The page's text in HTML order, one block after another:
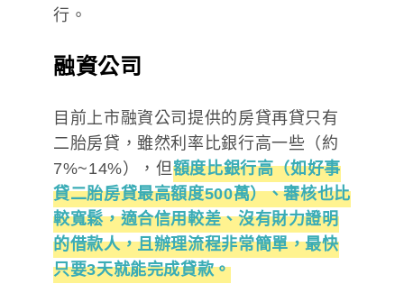
行。
融資公司
目前上市融資公司提供的房貸再貸只有
二胎房貸，雖然利率比銀行高一些（約
7%~14%），但額度比銀行高（如好事
貸二胎房貸最高額度500萬）、審核也比
較寬鬆，適合信用較差、沒有財力證明
的借款人，且辦理流程非常簡單，最快
只要3天就能完成貸款。